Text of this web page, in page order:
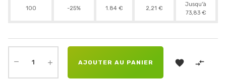
100 -25% 1.84 € 2,21 €
Jusqu'à
73,83 €
AJOUTER AU PANIER  